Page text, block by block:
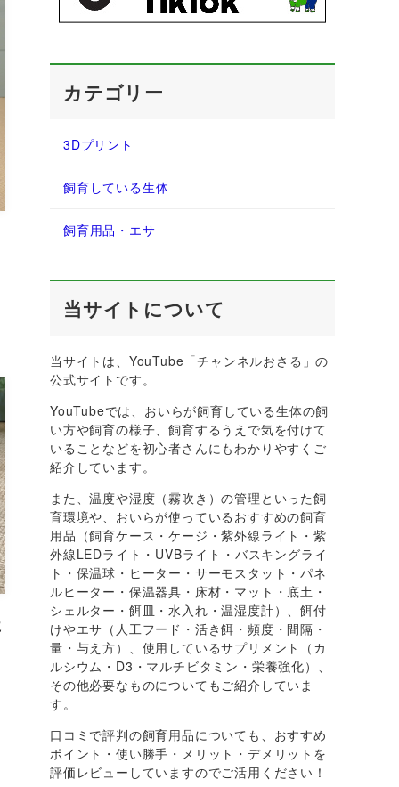
カテゴリー
3Dプリント
飼育している生体
飼育用品・エサ
当サイトについて
当サイトは、YouTube「チャンネルおさる」の
公式サイトです。
YouTubeでは、おいらが飼育している生体の飼
い方や飼育の様子、飼育するうえで気を付けて
いることなどを初心者さんにもわかりやすくご
紹介しています。
また、温度や湿度（霧吹き）の管理といった飼
育環境や、おいらが使っているおすすめの飼育
用品（飼育ケース・ケージ・紫外線ライト・紫
外線LEDライト・UVBライト・バスキングライ
ト・保温球・ヒーター・サーモスタット・パネ
ルヒーター・保温器具・床材・マット・底土・
シェルター・餌皿・水入れ・温湿度計）、餌付
けやエサ（人工フード・活き餌・頻度・間隔・
量・与え方）、使用しているサプリメント（カ
ルシウム・D3・マルチビタミン・栄養強化）、
その他必要なものについてもご紹介していま
す。
口コミで評判の飼育用品についても、おすすめ
ポイント・使い勝手・メリット・デメリットを
評価レビューしていますのでご活用ください！